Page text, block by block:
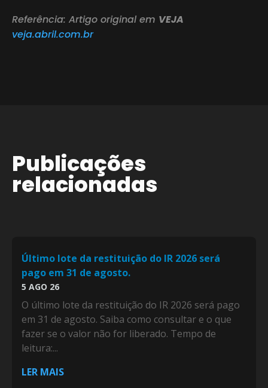
Referência: Artigo original em VEJA
veja.abril.com.br
Publicações
relacionadas
Último lote da restituição do IR 2026 será
pago em 31 de agosto.
5 AGO 26
O último lote da restituição do IR 2026 será pago
em 31 de agosto. Saiba como consultar e o que
fazer se o valor não for liberado. Tempo de
leitura:...
LER MAIS